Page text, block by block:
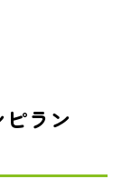
ラン